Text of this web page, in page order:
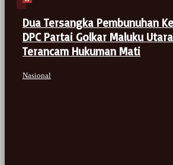
Dua Tersangka Pembunuhan
DPC Partai Golkar Maluku Utara
Terancam Hukuman Mati
Nasional